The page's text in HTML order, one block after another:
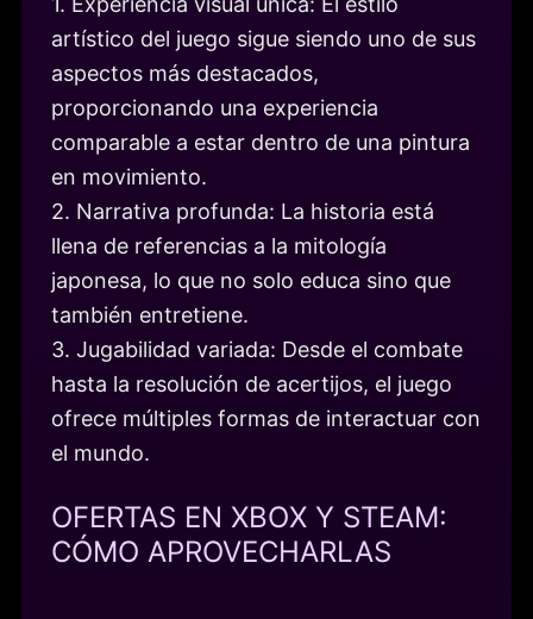
artístico del juego sigue siendo uno de sus
aspectos más destacados,
proporcionando una experiencia
comparable a estar dentro de una pintura
en movimiento.
2. Narrativa profunda: La historia está
llena de referencias a la mitología
japonesa, lo que no solo educa sino que
también entretiene.
3. Jugabilidad variada: Desde el combate
hasta la resolución de acertijos, el juego
ofrece múltiples formas de interactuar con
el mundo.
OFERTAS EN XBOX Y STEAM:
CÓMO APROVECHARLAS